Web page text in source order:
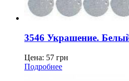
3546 Украшение.
Цена: 57 грн
Подробнее